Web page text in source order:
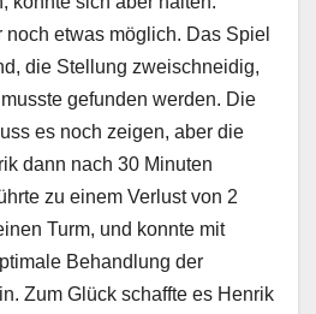
etwas möglich. Das Spiel
die Stellung zweischneidig,
gefunden werden. Die
es noch zeigen, aber die
dann nach 30 Minuten
zu einem Verlust von 2
Turm, und konnte mit
Behandlung der
Zum Glück schaffte es Henrik